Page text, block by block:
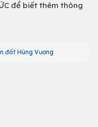
để biết thêm thông
đất Hùng Vương